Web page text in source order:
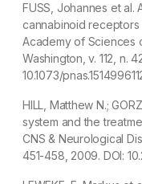
FUSS, Johannes et
cannabinoid receptors
Academy of Sciences
Washington, v. 112, n.
10.1073/
HILL, Matthew N.;
system and the
CNS & Neurological
451-458, 2009. DOI: